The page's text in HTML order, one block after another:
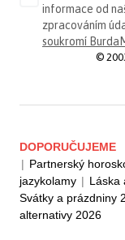
informace od
zpracováním
soukromí
©
DOPORUČUJEME
| Partnerský
jazykolamy | Láska
Svátky a prázdniny
alternativy 2026